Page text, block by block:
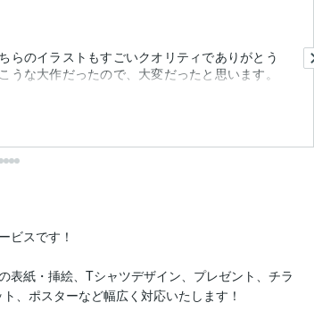
らのイラストもすごいクオリティでありがとう
な大作だったので、大変だったと思います。
ビスです！
表紙・挿絵、Tシャツデザイン、プレゼント、チラ
、ポスターなど幅広く対応いたします！